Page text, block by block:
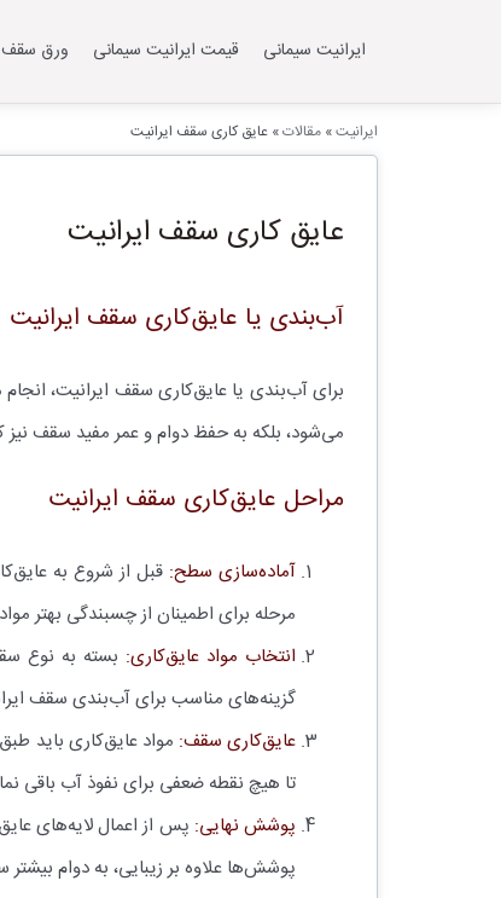
ایرانیت سیمانی قیمت ایرانیت سیمانی ورق سقف
ایرانیت» مقالات» عایق کاری سقف ایرانیت
عایق کاری سقف ایرانیت
آب‌بندی یا عایق‌کاری سقف ایرانیت
برای آب‌بندی یا عایق‌کاری سقف ایرانیت،
می‌شود، بلکه به حفظ دوام و عمر مفید سقف
مراحل عایق‌کاری سقف ایرانیت
آماده‌سازی سطح: قبل از شروع به
مرحله برای اطمینان از چسبندگی
انتخاب مواد عایق‌کاری: بسته به نوع
گزینه‌های مناسب برای آب‌بندی سقف
عایق‌کاری سقف: مواد عایق‌کاری باید
تا هیچ نقطه ضعفی برای نفوذ آب باقی
پوشش نهایی: پس از اعمال لایه‌های
پوشش‌ها علاوه بر زیبایی، به دوام